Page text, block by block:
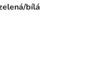
tm.modrá/žlutá
bílá